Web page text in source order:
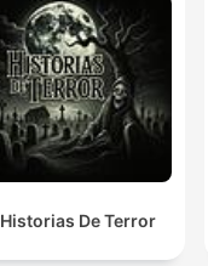
Historias De Terror